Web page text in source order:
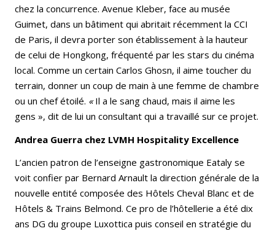
chez la concurrence. Avenue Kleber, face au musée
Guimet, dans un bâtiment qui abritait récemment la CCI
de Paris, il devra porter son établissement à la hauteur
de celui de Hongkong, fréquenté par les stars du cinéma
local. Comme un certain Carlos Ghosn, il aime toucher du
terrain, donner un coup de main à une femme de chambre
ou un chef étoilé. «Il a le sang chaud, mais il aime les
gens », dit de lui un consultant qui a travaillé sur ce projet.
Andrea Guerra chez LVMH Hospitality Excellence
L’ancien patron de l’enseigne gastronomique Eataly se
voit confier par Bernard Arnault la direction générale de la
nouvelle entité composée des Hôtels Cheval Blanc et de
Hôtels & Trains Belmond. Ce pro de l’hôtellerie a été dix
ans DG du groupe Luxottica puis conseil en stratégie du